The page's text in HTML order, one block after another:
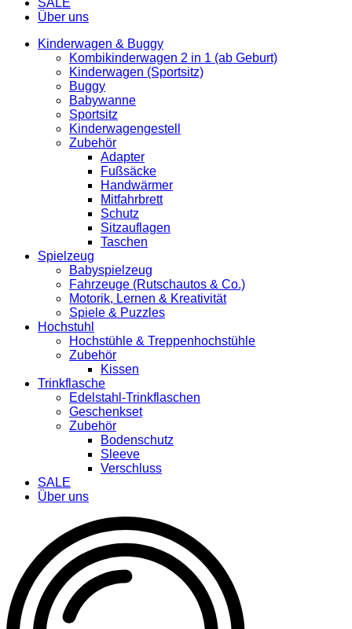
SALE
Über uns
Kinderwagen & Buggy
Kombikinderwagen 2 in 1 (ab Geburt)
Kinderwagen (Sportsitz)
Buggy
Babywanne
Sportsitz
Kinderwagengestell
Zubehör
Adapter
Fußsäcke
Handwärmer
Mitfahrbrett
Schutz
Sitzauflagen
Taschen
Spielzeug
Babyspielzeug
Fahrzeuge (Rutschautos & Co.)
Motorik, Lernen & Kreativität
Spiele & Puzzles
Hochstuhl
Hochstühle & Treppenhochstühle
Zubehör
Kissen
Trinkflasche
Edelstahl-Trinkflaschen
Geschenkset
Zubehör
Bodenschutz
Sleeve
Verschluss
SALE
Über uns